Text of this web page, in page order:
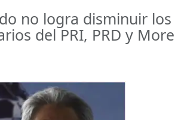
no logra disminuir
del PRI, PRD y